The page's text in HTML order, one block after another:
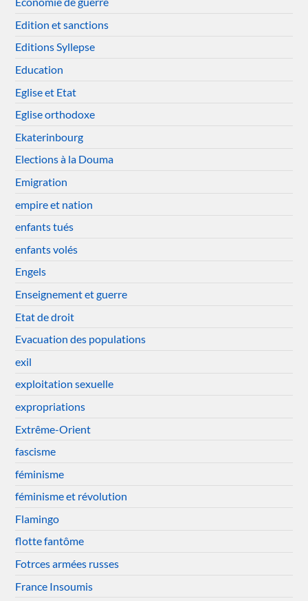
Edition et sanctions
Editions Syllepse
Education
Eglise et Etat
Eglise orthodoxe
Ekaterinbourg
Elections à la Douma
Emigration
empire et nation
enfants tués
enfants volés
Engels
Enseignement et guerre
Etat de droit
Evacuation des populations
exil
exploitation sexuelle
expropriations
Extrême-Orient
fascisme
féminisme
féminisme et révolution
Flamingo
flotte fantôme
Fotrces armées russes
France Insoumis